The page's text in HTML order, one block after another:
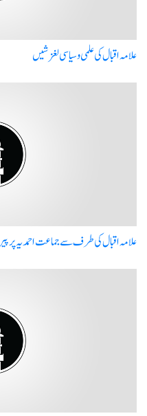
علامہ اقبال کی علمی و سیاسی لغزشیں
علامہ اقبال کی طرف سے جماعت احمدیہ پر پیر